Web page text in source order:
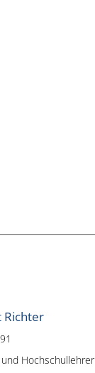
Richter
Hochschullehrer